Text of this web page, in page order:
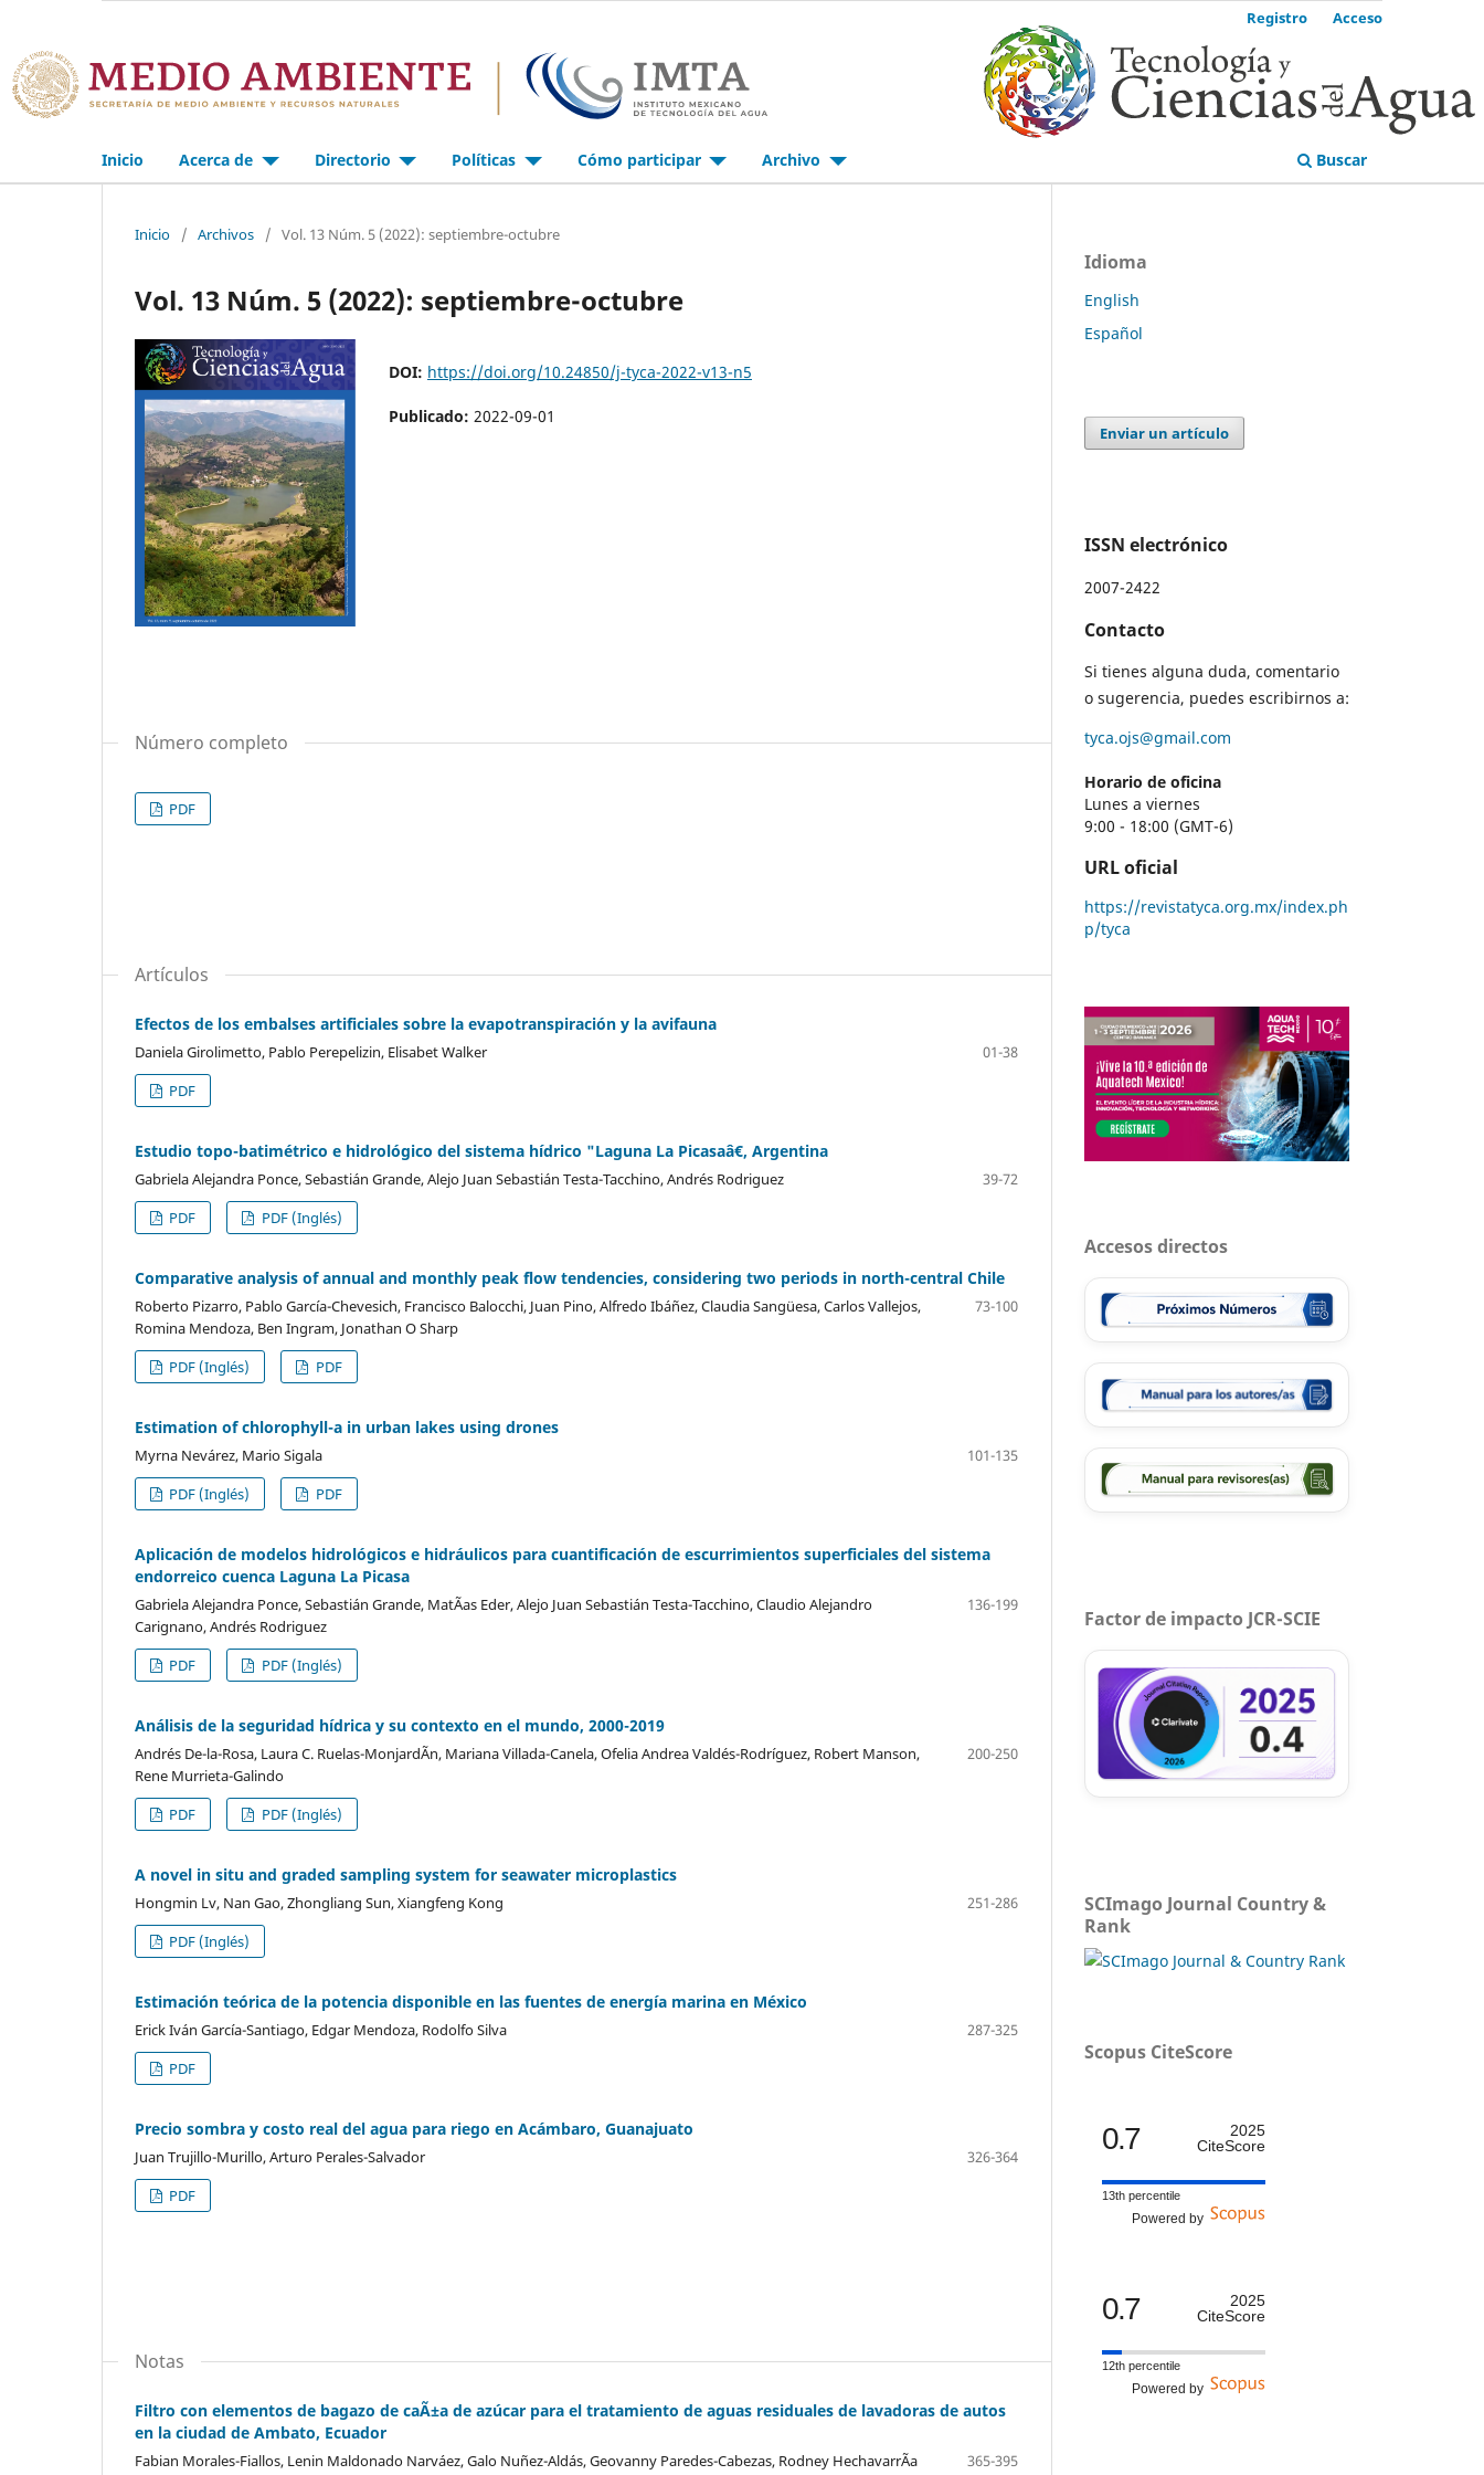
Inicio Acerca de Directorio Políticas Cómo participar Archivo Buscar
Registro Acceso
Inicio / Archivos / Vol. 13 Núm. 5 (2022): septiembre-octubre
Vol. 13 Núm. 5 (2022): septiembre-octubre
DOI: https://doi.org/10.24850/j-tyca-2022-v13-n5
Publicado: 2022-09-01
Número completo
PDF
Artículos
Efectos de los embalses artificiales sobre la evapotranspiración y la avifauna
Daniela Girolimetto, Pablo Perepelizin, Elisabet Walker
01-38
PDF
Estudio topo-batimétrico e hidrológico del sistema hídrico "Laguna La Picasaâ€, Argentina
Gabriela Alejandra Ponce, Sebastián Grande, Alejo Juan Sebastián Testa-Tacchino, Andrés Rodriguez
39-72
PDF
PDF (Inglés)
Comparative analysis of annual and monthly peak flow tendencies, considering two periods in north-central Chile
Roberto Pizarro, Pablo García-Chevesich, Francisco Balocchi, Juan Pino, Alfredo Ibáñez, Claudia Sangüesa, Carlos Vallejos,
Romina Mendoza, Ben Ingram, Jonathan O Sharp
73-100
PDF (Inglés) PDF
Estimation of chlorophyll-a in urban lakes using drones
Myrna Nevárez, Mario Sigala
101-135
PDF (Inglés)
PDF
Aplicación de modelos hidrológicos e hidráulicos para cuantificación de escurrimientos superficiales del sistema
endorreico cuenca Laguna La Picasa
Gabriela Alejandra Ponce, Sebastián Grande, MatÃ­as Eder, Alejo Juan Sebastián Testa-Tacchino, Claudio Alejandro
Carignano, Andrés Rodriguez
136-199
PDF PDF (Inglés)
Análisis de la seguridad hídrica y su contexto en el mundo, 2000-2019
Andrés De-la-Rosa, Laura C. Ruelas-MonjardÃ­n, Mariana Villada-Canela, Ofelia Andrea Valdés-Rodríguez, Robert Manson,
Rene Murrieta-Galindo
200-250
PDF PDF (Inglés)
A novel in situ and graded sampling system for seawater microplastics
Hongmin Lv, Nan Gao, Zhongliang Sun, Xiangfeng Kong
251-286
PDF (Inglés)
Estimación teórica de la potencia disponible en las fuentes de energía marina en México
Erick Iván García-Santiago, Edgar Mendoza, Rodolfo Silva
287-325
PDF
Precio sombra y costo real del agua para riego en Acámbaro, Guanajuato
Juan Trujillo-Murillo, Arturo Perales-Salvador
326-364
PDF
Notas
Filtro con elementos de bagazo de caÃ±a de azúcar para el tratamiento de aguas residuales de lavadoras de autos
en la ciudad de Ambato, Ecuador
Fabian Morales-Fiallos, Lenin Maldonado Narváez, Galo Nuñez-Aldás, Geovanny Paredes-Cabezas, Rodney HechavarrÃ­a
365-395
Idioma
English
Español
Enviar un artículo
ISSN electrónico
2007-2422
Contacto
Si tienes alguna duda, comentario
o sugerencia, puedes escribirnos a:
tyca.ojs@gmail.com
Horario de oficina
Lunes a viernes
9:00 - 18:00 (GMT-6)
URL oficial
https://revistatyca.org.mx/index.ph
p/tyca
Accesos directos
Factor de impacto JCR-SCIE
SCImago Journal Country &
Rank
Scopus CiteScore
0.7
2025
CiteScore
13th percentile
Powered by
0.7
2025
CiteScore
12th percentile
Powered by